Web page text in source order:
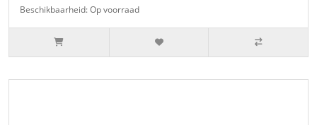
Beschikbaarheid: Op voorraad